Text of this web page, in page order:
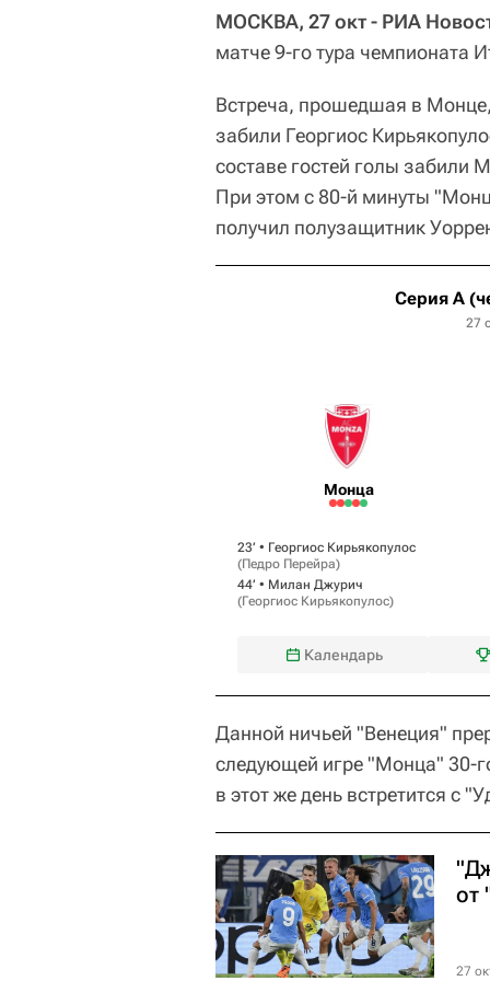
МОСКВА, 27 окт - РИА
матче 9-го тура чемпионата
Встреча, прошедшая в
забили Георгиос
составе гостей голы забили
При этом с 80-й минуты
получил полузащитник
Серия А
27
Монца
23‎’‎ • Георгиос Кирьякопулос
(Педро Перейра)
44‎’‎ • Милан Джурич
(Георгиос Кирьякопулос)
Календарь
Данной ничьей "Венеция"
следующей игре "Монца" 30-
в этот же день встретится с
от
27